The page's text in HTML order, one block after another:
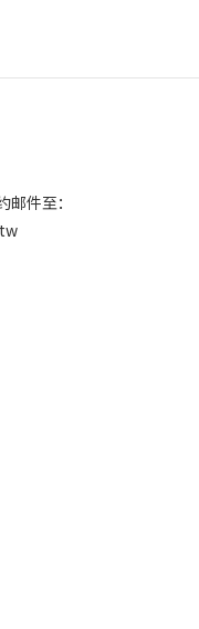
件至：